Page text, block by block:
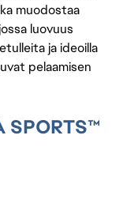
muodostaa
luovuus
ja ideoilla
pelaamisen